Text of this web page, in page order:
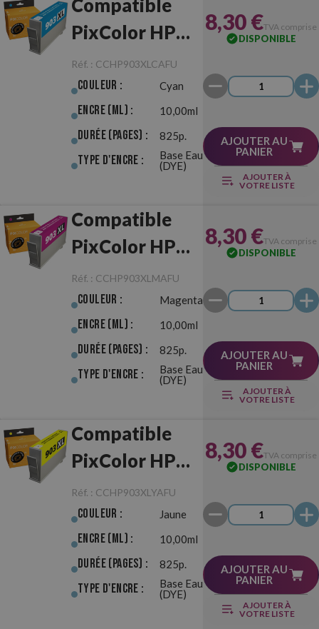
Compatible
PixColor HP
903XL Cyan
Anti-Firmware
Update
Réf. : CCHP903XLCAFU
Couleur : Cyan
Encre (ml) : 10,00ml
Durée (pages) : 825p.
Type d'Encre :
Base Eau
(DYE)
8,30 €TVA comprise
DISPONIBLE
AJOUTER AU
PANIER
AJOUTER À
VOTRE LISTE
Compatible
PixColor HP
903XL
Magenta Anti-
Firmware
Update
Réf. : CCHP903XLMAFU
Couleur : Magenta
Encre (ml) : 10,00ml
Durée (pages) : 825p.
Type d'Encre :
Base Eau
(DYE)
8,30 €TVA comprise
DISPONIBLE
AJOUTER AU
PANIER
AJOUTER À
VOTRE LISTE
Compatible
PixColor HP
903XL Jaune
Anti-Firmware
Update
Réf. : CCHP903XLYAFU
Couleur : Jaune
Encre (ml) : 10,00ml
Durée (pages) : 825p.
Type d'Encre :
Base Eau
(DYE)
8,30 €TVA comprise
DISPONIBLE
AJOUTER AU
PANIER
AJOUTER À
VOTRE LISTE